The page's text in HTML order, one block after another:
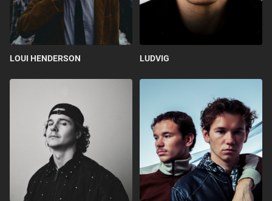
LOUI HENDERSON LUDVIG